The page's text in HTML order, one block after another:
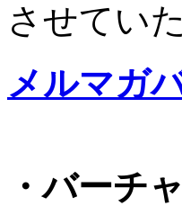
させてい
メルマガ
・バーチ